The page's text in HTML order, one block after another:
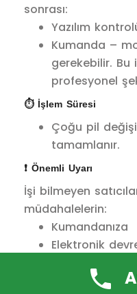
sonrası:
Yazılım
Kumanda –
gerekebilir. Bu
profesyonel
⏱️ İşlem Süresi
Çoğu pil
tamamlanır.
❗ Önemli Uyarı
İşi bilmeyen
müdahalelerin:
Kumandanıza
Elektronik
zarar vermesine